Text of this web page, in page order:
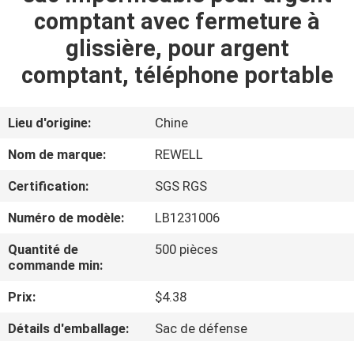
SUJET
DE
VISITE
CONTRÔLE
DE
QUALITÉ
PLAN
comptant avec fermeture à
glissière, pour argent
comptant, téléphone portable
Lieu d'origine:
Chine
Nom de marque:
REWELL
Certification:
SGS RGS
Numéro de modèle:
LB1231006
Quantité de
commande min:
500 pièces
Prix:
$4.38
Détails d'emballage:
Sac de défense